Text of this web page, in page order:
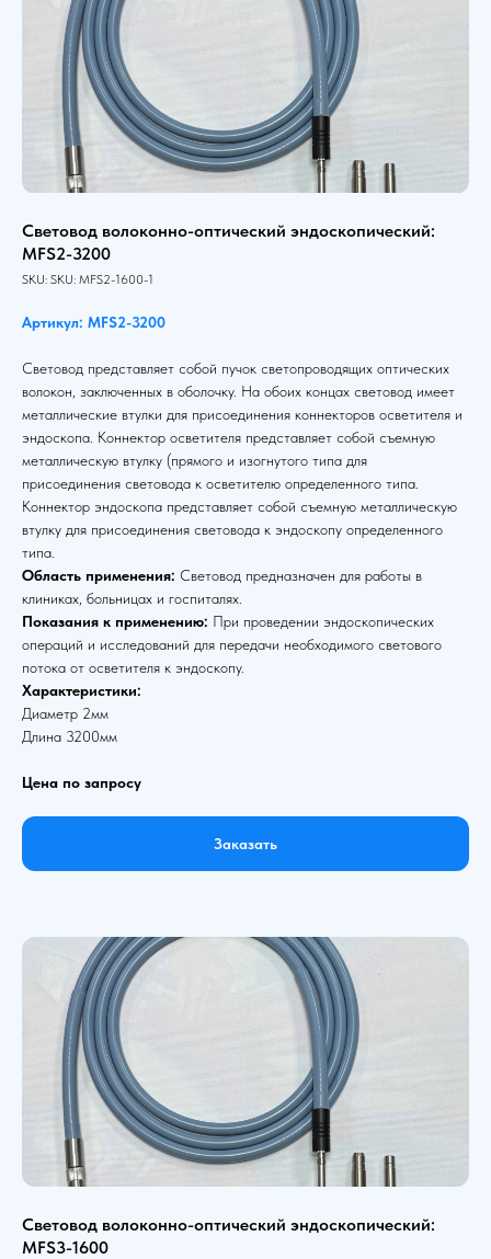
Световод волоконно-оптический эндоскопический:
MFS2-3200
SKU: SKU: MFS2-1600-1
Артикул: MFS2-3200
Световод представляет собой пучок светопроводящих оптических
волокон, заключенных в оболочку. На обоих концах световод имеет
металлические втулки для присоединения коннекторов осветителя и
эндоскопа. Коннектор осветителя представляет собой съемную
металлическую втулку (прямого и изогнутого типа для
присоединения световода к осветителю определенного типа.
Коннектор эндоскопа представляет собой съемную металлическую
втулку для присоединения световода к эндоскопу определенного
типа.
Область применения: Световод предназначен для работы в
клиниках, больницах и госпиталях.
Показания к применению: При проведении эндоскопических
операций и исследований для передачи необходимого светового
потока от осветителя к эндоскопу.
Характеристики:
Диаметр 2мм
Длина 3200мм
Цена по запросу
Заказать
Световод волоконно-оптический эндоскопический:
MFS3-1600